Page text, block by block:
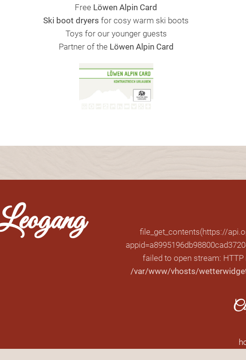
Free Löwen Alpin Card
Ski boot dryers for cosy warm ski boots
Toys for our younger guests
Partner of theLöwen Alpin Card
file_get_contents(https://
failed to open stream:
/var/www/vhosts/